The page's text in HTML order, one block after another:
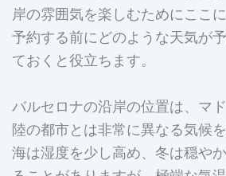
岸の雰囲気を楽しむためにここ
予約する前にどのような天気が
ておくと役立ちます。
バルセロナの沿岸の位置は、マ
陸の都市とは非常に異なる気候
海は湿度を少し高め、冬は穏や